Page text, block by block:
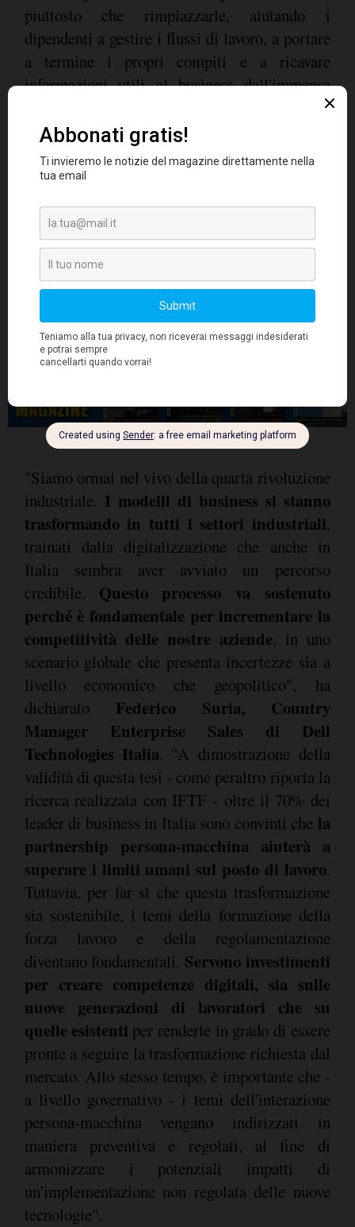
piuttosto che rimpiazzarle, aiutando i
dipendenti a gestire i flussi di lavoro, a portare
a termine i propri compiti e a ricavare
informazioni utili al business dall'immensa
"Siamo ormai nel vivo della quarta rivoluzione
industriale. I modelli di business si stanno
trasformando in tutti i settori industriali,
trainati dalla digitalizzazione che anche in
Italia sembra aver avviato un percorso
credibile. Questo processo va sostenuto
perché è fondamentale per incrementare la
competitività delle nostre aziende, in uno
scenario globale che presenta incertezze sia a
livello economico che geopolitico", ha
dichiarato Federico Suria, Country
Manager Enterprise Sales di Dell
Technologies Italia. "A dimostrazione della
validità di questa tesi - come peraltro riporta la
ricerca realizzata con IFTF - oltre il 70% dei
leader di business in Italia sono convinti che la
partnership persona-macchina aiuterà a
superare i limiti umani sul posto di lavoro.
Tuttavia, per far sì che questa trasformazione
sia sostenibile, i temi della formazione della
forza lavoro e della regolamentazione
diventano fondamentali. Servono investimenti
per creare competenze digitali, sia sulle
nuove generazioni di lavoratori che su
quelle esistenti per renderle in grado di essere
pronte a seguire la trasformazione richiesta dal
mercato. Allo stesso tempo, è importante che -
a livello governativo - i temi dell'interazione
persona-macchina vengano indirizzati in
maniera preventiva e regolati, al fine di
armonizzare i potenziali impatti di
un'implementazione non regolata delle nuove
tecnologie".